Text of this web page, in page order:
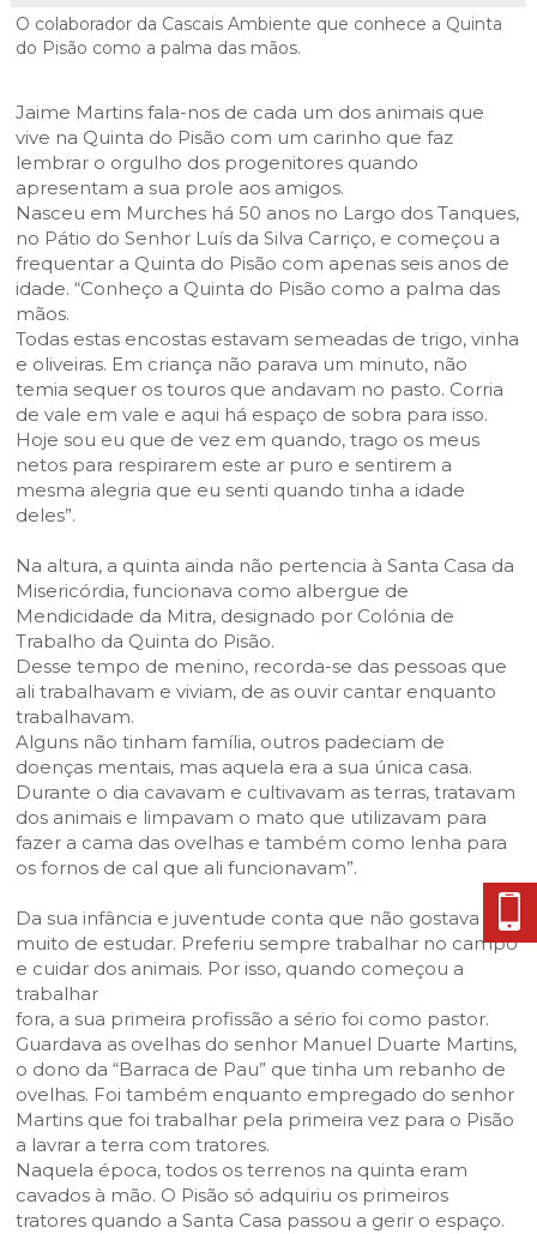
Planeamento Estratégico
Urbanismo
Cascais Próxima
Governação
Qualidade de vida
Sociedade & Educação
Jornal C
Agenda do executivo
VIVER
ESTUDAR
TEMPOS LIVRES
MOBILIDADE
INVESTIR EM CASCAIS
MAPA DO PORTAL
O colaborador da Cascais Ambiente que conhece a Quinta
do Pisão como a palma das mãos.
Jaime Martins fala-nos de cada um dos animais que
vive na Quinta do Pisão com um carinho que faz
lembrar o orgulho dos progenitores quando
apresentam a sua prole aos amigos.
Nasceu em Murches há 50 anos no Largo dos Tanques,
no Pátio do Senhor Luís da Silva Carriço, e começou a
frequentar a Quinta do Pisão com apenas seis anos de
idade. “Conheço a Quinta do Pisão como a palma das
mãos.
Todas estas encostas estavam semeadas de trigo, vinha
e oliveiras. Em criança não parava um minuto, não
temia sequer os touros que andavam no pasto. Corria
de vale em vale e aqui há espaço de sobra para isso.
Hoje sou eu que de vez em quando, trago os meus
netos para respirarem este ar puro e sentirem a
mesma alegria que eu senti quando tinha a idade
deles”.
Na altura, a quinta ainda não pertencia à Santa Casa da
Misericórdia, funcionava como albergue de
Mendicidade da Mitra, designado por Colónia de
Trabalho da Quinta do Pisão.
Desse tempo de menino, recorda-se das pessoas que
ali trabalhavam e viviam, de as ouvir cantar enquanto
trabalhavam.
Alguns não tinham família, outros padeciam de
doenças mentais, mas aquela era a sua única casa.
Durante o dia cavavam e cultivavam as terras, tratavam
dos animais e limpavam o mato que utilizavam para
fazer a cama das ovelhas e também como lenha para
os fornos de cal que ali funcionavam”.
Da sua infância e juventude conta que não gostava
muito de estudar. Preferiu sempre trabalhar no campo
e cuidar dos animais. Por isso, quando começou a
trabalhar
fora, a sua primeira profissão a sério foi como pastor.
Guardava as ovelhas do senhor Manuel Duarte Martins,
o dono da “Barraca de Pau” que tinha um rebanho de
ovelhas. Foi também enquanto empregado do senhor
Martins que foi trabalhar pela primeira vez para o Pisão
a lavrar a terra com tratores.
Naquela época, todos os terrenos na quinta eram
cavados à mão. O Pisão só adquiriu os primeiros
tratores quando a Santa Casa passou a gerir o espaço.